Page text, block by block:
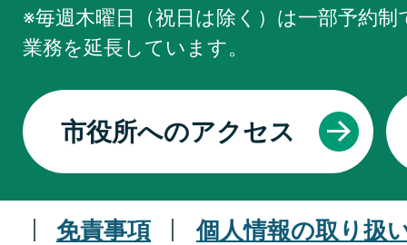
※毎週木曜日（祝日は除く）は一部予約
業務を延長しています。
市役所へのアクセス
免責事項
個人情報の取り扱